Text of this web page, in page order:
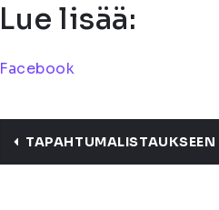
Lue lisää:
Facebook
TAPAHTUMALISTAUKSEEN